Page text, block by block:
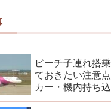
ピーチ子連れ搭
ておきたい注意
カー・機内持ち